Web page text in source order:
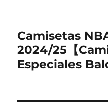
Camisetas
2024/25【
Especiales